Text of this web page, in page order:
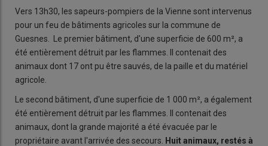
Vers 13h30, les sapeurs-pompiers de la Vienne sont intervenus
pour un feu de bâtiments agricoles sur la commune de
Guesnes. Le premier bâtiment, d'une superficie de 600 m², a
été entièrement détruit par les flammes. Il contenait des
animaux dont 17 ont pu être sauvés, de la paille et du matériel
agricole.
Le second bâtiment, d'une superficie de 1 000 m², a également
été entièrement détruit par les flammes. Il contenait des
animaux, dont la grande majorité a été évacuée par le
propriétaire avant l'arrivée des secours.
Huit animaux, restés à